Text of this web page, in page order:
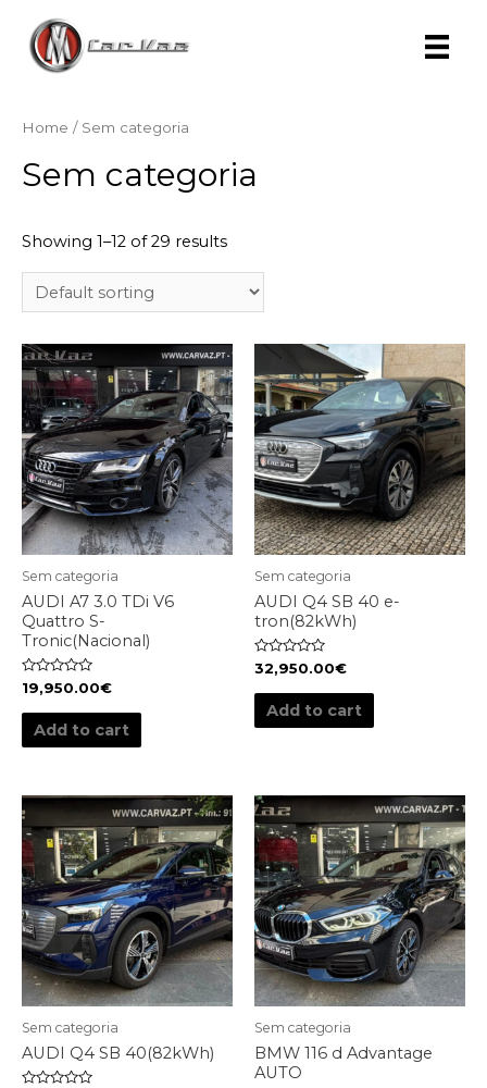
content
Home / Sem categoria
Sem categoria
Showing 1–12 of 29 results
Sem categoria
AUDI A7 3.0 TDi V6
Quattro S-
Tronic(Nacional)
Rated
0
out
19,950.00€
Add to cart
Sem categoria
AUDI Q4 SB 40 e-
tron(82kWh)
Rated
0
out
32,950.00€
Add to cart
Sem categoria
AUDI Q4 SB 40(82kWh)
Sem categoria
BMW 116 d Advantage
AUTO